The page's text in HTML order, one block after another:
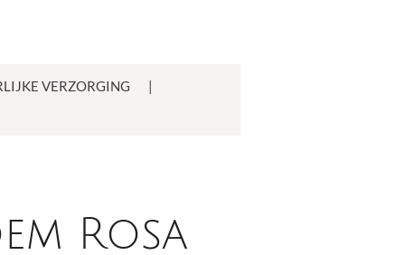
VERZORGING
Rosa